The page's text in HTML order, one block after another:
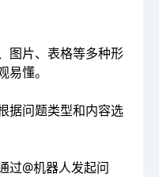
图片、表格等多种形
懂。
据问题类型和内容选
过@机器人发起问